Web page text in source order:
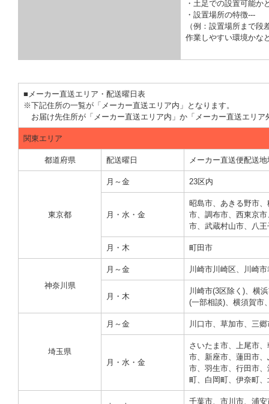
・土足での設置可能か
・設置場所の特徴---
（例：設置場所まで段
作業しやすい環境かな
■メーカー直送エリア・配送曜日表
※下記住所の一覧が「メーカー直送エリア内」となります。
お届け先住所が「メーカー直送エリア内」か「メーカー直送エリア
関東エリア
都道府県 配送曜日 メーカー直送便配送地
東京都
月～金 23区内
月・水・金
昭島市、あきる野市
市、調布市、西東京
市、武蔵村山市、八
月・木 町田市
神奈川県
月～金 川崎市川崎区、川崎
月・木
川崎市(3区除く)、横
(一部相談)、横須賀市
埼玉県
月～金 川口市、草加市、三
月・水・金
さいたま市、上尾市
市、新座市、蓮田市
市、羽生市、行田市
町、白岡町、伊奈町
千葉市、市川市、浦